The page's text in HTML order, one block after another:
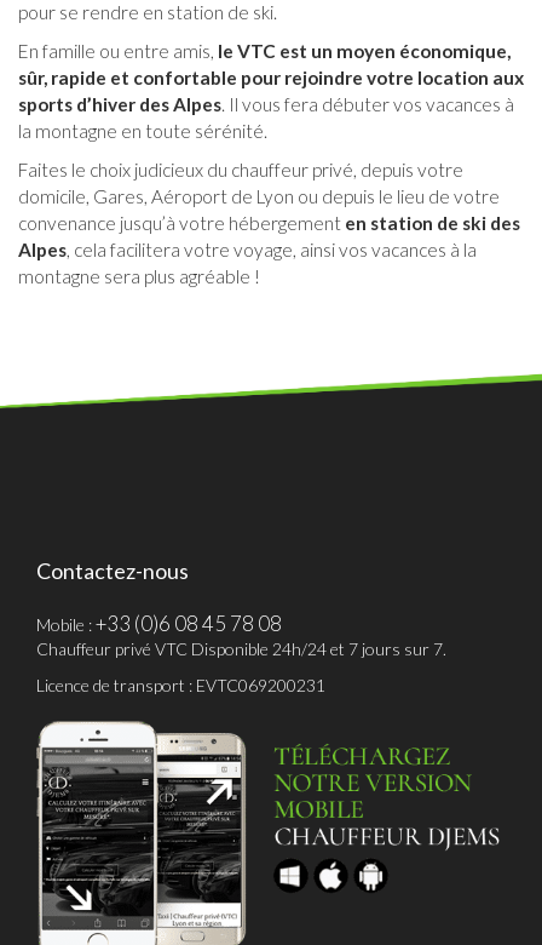
pour se rendre en station de ski.
En famille ou entre amis, le VTC est un moyen économique,
sûr, rapide et confortable pour rejoindre votre location aux
sports d’hiver des Alpes. Il vous fera débuter vos vacances à
la montagne en toute sérénité.
Faites le choix judicieux du chauffeur privé, depuis votre
domicile, Gares, Aéroport de Lyon ou depuis le lieu de votre
convenance jusqu’à votre hébergement en station de ski des
Alpes, cela facilitera votre voyage, ainsi vos vacances à la
montagne sera plus agréable !
Contactez-nous
Mobile :+33 (0)6 08 45 78 08
Chauffeur privé VTC Disponible 24h/24 et 7 jours sur 7.
Licence de transport : EVTC069200231